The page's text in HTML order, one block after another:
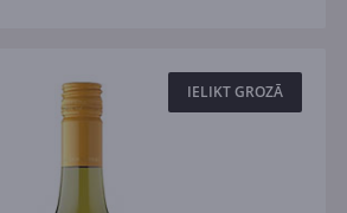
IELIKT GROZĀ